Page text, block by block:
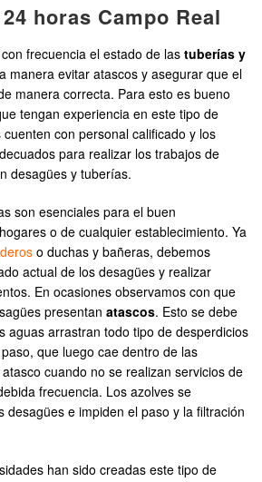
horas Campo Real
frecuencia el estado de las tuberías y
manera evitar atascos y asegurar que el
manera correcta. Para esto es bueno
tengan experiencia en este tipo de
con personal calificado y los
para realizar los trabajos de
desagües y tuberías.
son esenciales para el buen
o de cualquier establecimiento. Ya
o duchas y bañeras, debemos
actual de los desagües y realizar
En ocasiones observamos con que
presentan atascos. Esto se debe
aguas arrastran todo tipo de desperdicios
que luego cae dentro de las
cuando no se realizan servicios de
frecuencia. Los azolves se
desagües e impiden el paso y la filtración
han sido creadas este tipo de